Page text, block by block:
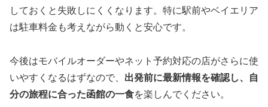
しておくと失敗しにくくなります。特に駅前やベイエリア
は駐車料金も考えながら動くと安心です。
今後はモバイルオーダーやネット予約対応の店がさらに使
いやすくなるはずなので、 出発前に最新情報を確認し、自
分の旅程に合った函館の一食を楽しんでください。